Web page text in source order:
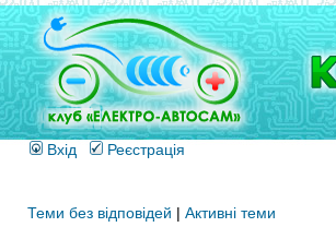
Вхід Реєстрація
Теми без відповідей | Активні теми